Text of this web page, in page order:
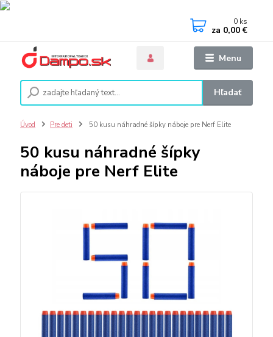
Menu
Hľadať
0 ks
za 0,00 €
Úvod Pre deti 50 kusu náhradné šípky náboje pre Nerf Elite
50 kusu náhradné šípky
náboje pre Nerf Elite